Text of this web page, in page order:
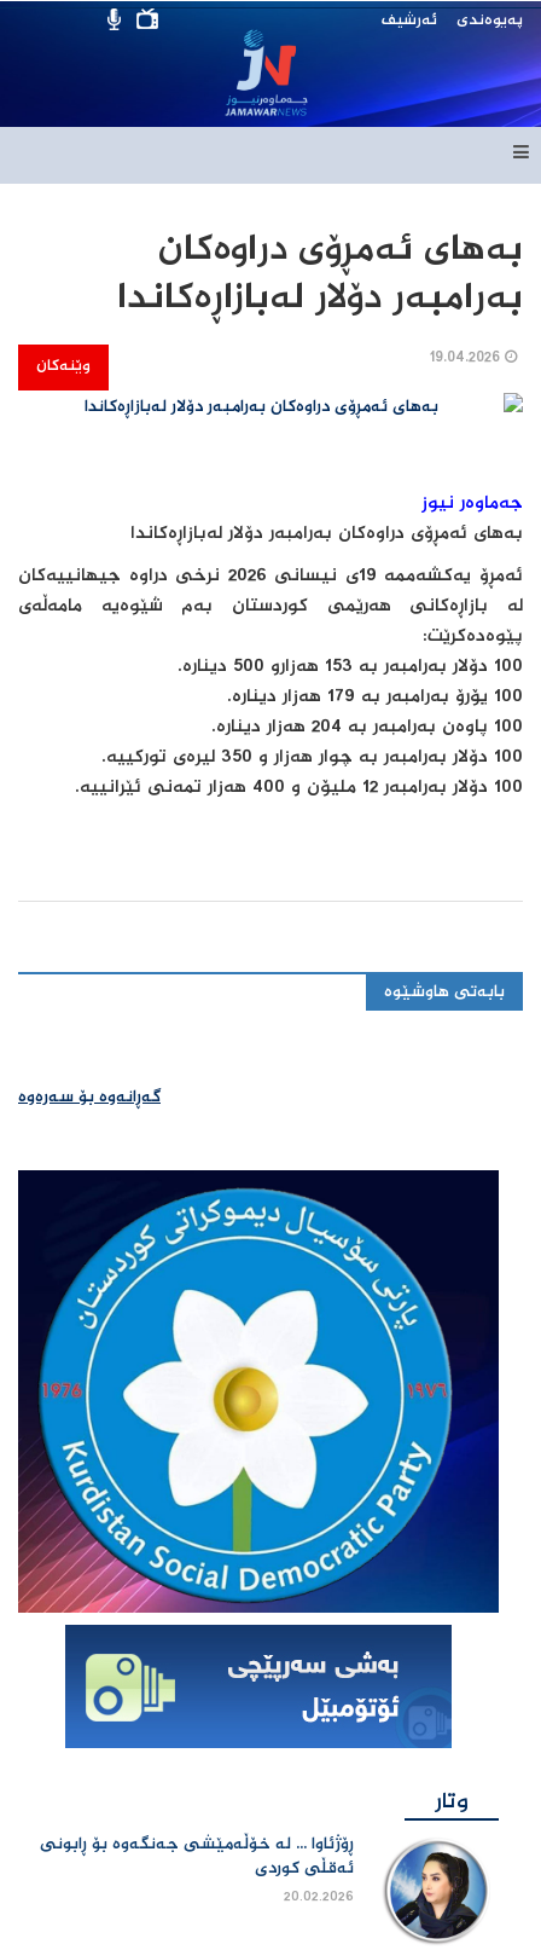
پەیوەندی ئەرشیف
بەهای ئەمڕۆی دراوەكان
بەرامبەر دۆلار لەبازاڕەكاندا
وێنەکان
جەماوەر نیوز
بەهای ئەمڕۆی دراوەكان بەرامبەر دۆلار لەبازاڕەكاندا
ئەمڕۆ یەكشەممە 19ی نیسانی 2026 نرخی دراوە جیهانییەكان
لە بازاڕەكانی هەرێمی كوردستان بەم شێوەیە مامەڵەی
پێوەدەكرێت:
100 دۆلار بەرامبەر بە 153 هەزارو 500 دینارە.
100 یۆرۆ بەرامبەر بە 179 هەزار دینارە.
100 پاوەن بەرامبەر بە 204 هەزار دینارە.
100 دۆلار بەرامبەر بە چوار هەزار و 350 لیرەی توركییە.
100 دۆلار بەرامبەر 12 ملیۆن و 400 هەزار تمەنی ئێرانییە.
بابەتی هاوشێوە
گەڕانەوە بۆ سەرەوە
وتار
ڕۆژئاوا ... لە خۆڵەمێشی جەنگەوە بۆ ڕابونی
ئەقڵی کوردی
20.02.2026